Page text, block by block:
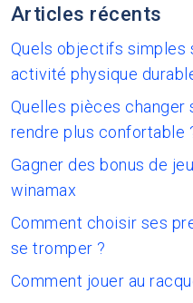
Articles récents
Quels objectifs simples
activité physique
Quelles pièces changer
rendre plus confortable
Gagner des bonus de
winamax
Comment choisir ses
se tromper ?
Comment jouer au